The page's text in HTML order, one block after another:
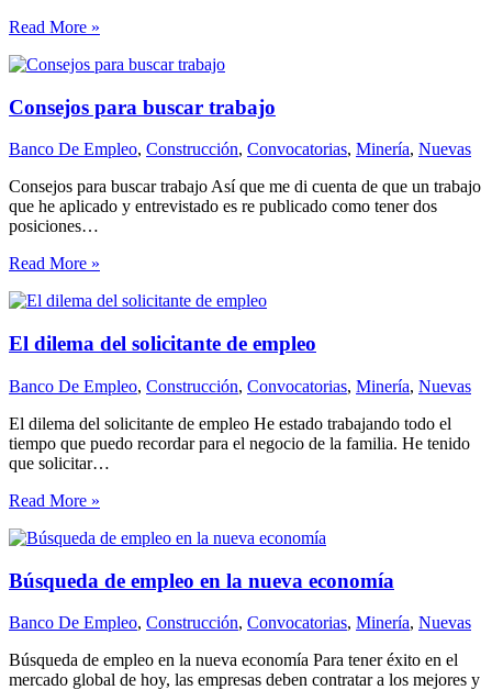
Read More »
Consejos para buscar trabajo
Banco De Empleo, Construcción, Convocatorias, Minería, Nuevas
Consejos para buscar trabajo Así que me di cuenta de que un trabajo
que he aplicado y entrevistado es re publicado como tener dos
posiciones…
Read More »
El dilema del solicitante de empleo
Banco De Empleo, Construcción, Convocatorias, Minería, Nuevas
El dilema del solicitante de empleo He estado trabajando todo el
tiempo que puedo recordar para el negocio de la familia. He tenido
que solicitar…
Read More »
Búsqueda de empleo en la nueva economía
Banco De Empleo, Construcción, Convocatorias, Minería, Nuevas
Búsqueda de empleo en la nueva economía Para tener éxito en el
mercado global de hoy, las empresas deben contratar a los mejores y